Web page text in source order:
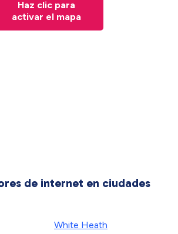
Haz clic para
activar el mapa
de internet en ciudades
White Heath